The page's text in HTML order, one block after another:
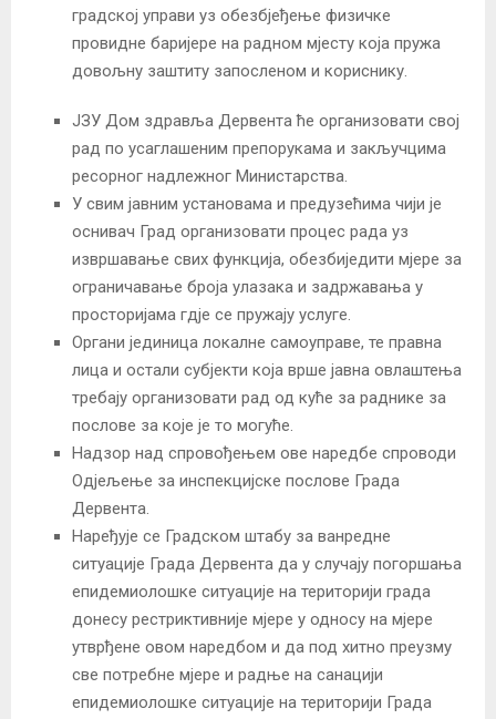
градској управи уз обезбјеђење физичке
провидне баријере на радном мјесту која пружа
довољну заштиту запосленом и кориснику.
ЈЗУ Дом здравља Дервента ће организовати свој
рад по усаглашеним препорукама и закључцима
ресорног надлежног Министарства.
У свим јавним установама и предузећима чији је
оснивач Град организовати процес рада уз
извршавање свих функција, обезбиједити мјере за
ограничавање броја улазака и задржавања у
просторијама гдје се пружају услуге.
Органи јединица локалне самоуправе, те правна
лица и остали субјекти која врше јавна овлаштења
требају организовати рад од куће за раднике за
послове за које је то могуће.
Надзор над спровођењем ове наредбе спроводи
Одјељење за инспекцијске послове Града
Дервента.
Наређује се Градском штабу за ванредне
ситуације Града Дервента да у случају погоршања
епидемиолошке ситуације на територији града
донесу рестриктивније мјере у односу на мјере
утврђене овом наредбом и да под хитно преузму
све потребне мјере и радње на санацији
епидемиолошке ситуације на територији Града